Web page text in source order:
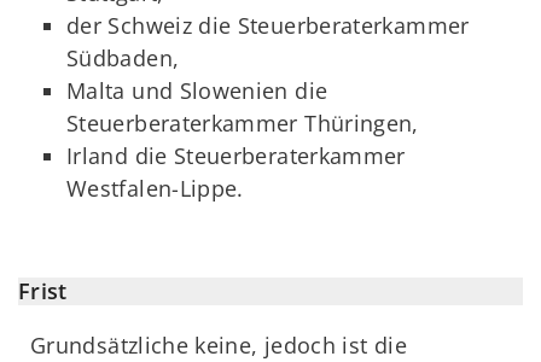
der Schweiz die Steuerberaterkammer
Südbaden,
Malta und Slowenien die
Steuerberaterkammer Thüringen,
Irland die Steuerberaterkammer
Westfalen-Lippe.
Frist
Grundsätzliche keine, jedoch ist die